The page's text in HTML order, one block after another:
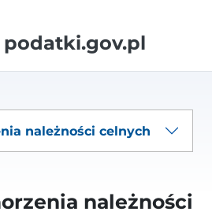
podatki.gov.pl
należności celnych
należności